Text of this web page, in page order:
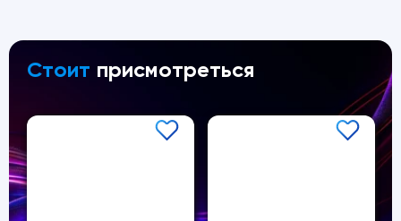
Стоит присмотреться